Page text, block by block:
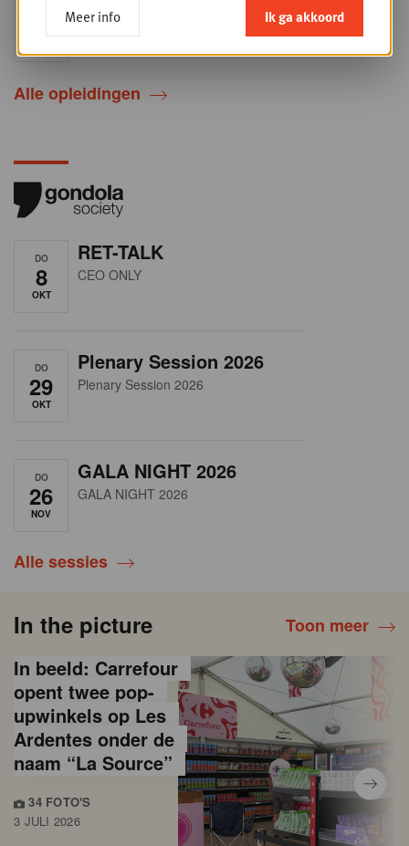
2026
Alle opleidingen
DO
8
OKT
RET-TALK
CEO ONLY
DO
29
OKT
Plenary Session 2026
Plenary Session 2026
DO
26
NOV
GALA NIGHT 2026
GALA NIGHT 2026
Alle sessies
In the picture Toon meer
In beeld: Carrefour
opent twee pop-
upwinkels op Les
Ardentes onder de
naam “La Source”
34 FOTO'S
3 JULI 2026
Meer info Ik ga akkoord